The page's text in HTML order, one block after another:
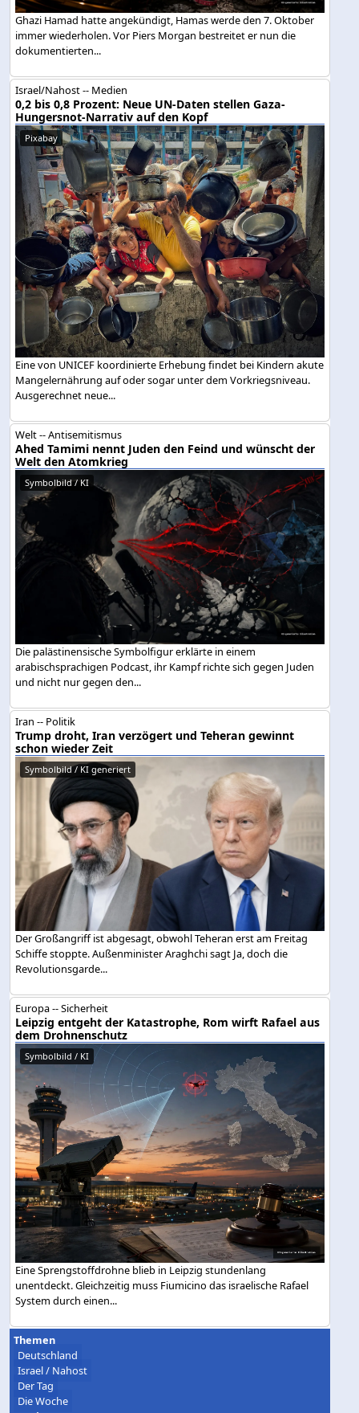
Ghazi Hamad hatte angekündigt, Hamas werde den 7. Oktober
immer wiederholen. Vor Piers Morgan bestreitet er nun die
dokumentierten...
Israel/Nahost -- Medien
0,2 bis 0,8 Prozent: Neue UN-Daten stellen Gaza-
Hungersnot-Narrativ auf den Kopf
Pixabay
Eine von UNICEF koordinierte Erhebung findet bei Kindern akute
Mangelernährung auf oder sogar unter dem Vorkriegsniveau.
Ausgerechnet neue...
Welt -- Antisemitismus
Ahed Tamimi nennt Juden den Feind und wünscht der
Welt den Atomkrieg
Symbolbild / KI
Die palästinensische Symbolfigur erklärte in einem
arabischsprachigen Podcast, ihr Kampf richte sich gegen Juden
und nicht nur gegen den...
Iran -- Politik
Trump droht, Iran verzögert und Teheran gewinnt
schon wieder Zeit
Symbolbild / KI generiert
Der Großangriff ist abgesagt, obwohl Teheran erst am Freitag
Schiffe stoppte. Außenminister Araghchi sagt Ja, doch die
Revolutionsgarde...
Europa -- Sicherheit
Leipzig entgeht der Katastrophe, Rom wirft Rafael aus
dem Drohnenschutz
Symbolbild / KI
Eine Sprengstoffdrohne blieb in Leipzig stundenlang
unentdeckt. Gleichzeitig muss Fiumicino das israelische Rafael
System durch einen...
Themen
Deutschland
Israel / Nahost
Der Tag
Die Woche